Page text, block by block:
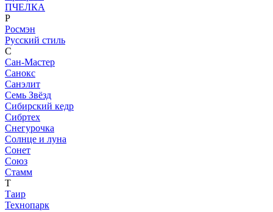
ПЧЕЛКА
Р
Росмэн
Русский стиль
С
Сан-Мастер
Санокс
Санэлит
Семь Звёзд
Сибирский кедр
Сибртех
Снегурочка
Солнце и луна
Сонет
Союз
Стамм
Т
Таир
Технопарк